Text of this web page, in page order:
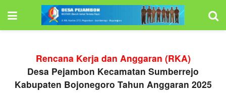
Rencana Kerja dan Anggaran (RKA)
Desa Pejambon Kecamatan Sumberrejo
Kabupaten Bojonegoro Tahun Anggaran 2025